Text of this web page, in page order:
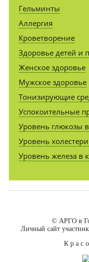
Гельминты
Аллергия
Кроветворение
Здоровье детей и
Женское здоровье
Мужское здоровье
Тонизирующие
Успокоительные
Уровень глюкозы
Уровень
Уровень железа в
© АРГО в
Личный сайт
К р а с